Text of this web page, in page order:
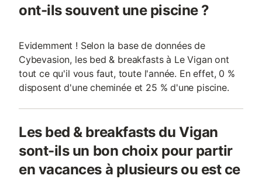
ont-ils souvent une piscine ?
Evidemment ! Selon la base de données de
Cybevasion, les bed & breakfasts à Le Vigan ont
tout ce qu'il vous faut, toute l'année. En effet, 0 %
disposent d'une cheminée et 25 % d'une piscine.
Les bed & breakfasts du Vigan
sont-ils un bon choix pour partir
en vacances à plusieurs ou est ce